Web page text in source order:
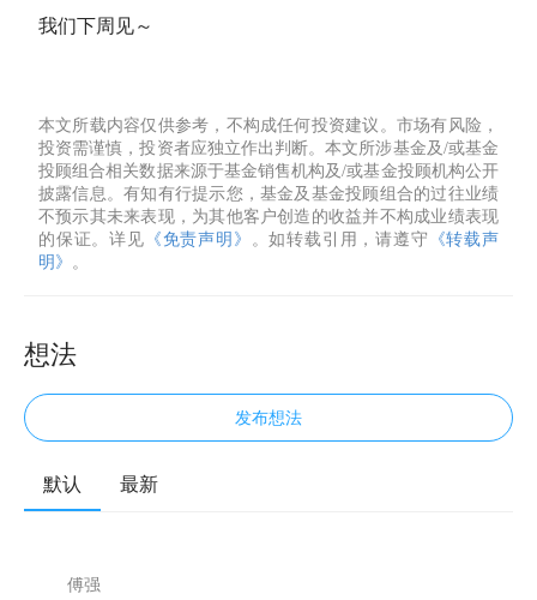
我们下周见～
本文所载内容仅供参考，不构成任何投资建议。市场有风险，
投资需谨慎，投资者应独立作出判断。本文所涉基金及/或基金
投顾组合相关数据来源于基金销售机构及/或基金投顾机构公开
披露信息。有知有行提示您，基金及基金投顾组合的过往业绩
不预示其未来表现，为其他客户创造的收益并不构成业绩表现
的保证。详见 《免责声明》 。如转载引用，请遵守
《转载声
明》 。
想法
发布想法
默认 最新
傅强